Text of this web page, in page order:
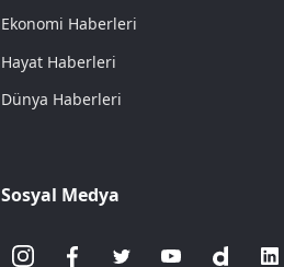
Ekonomi Haberleri
Hayat Haberleri
Dünya Haberleri
Sosyal Medya